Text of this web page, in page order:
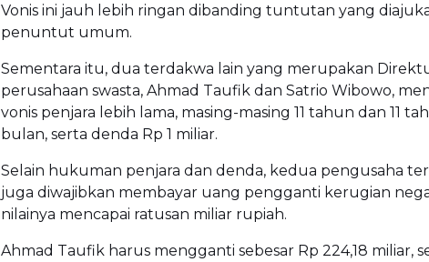
Vonis ini jauh lebih ringan dibanding tuntutan yang
penuntut umum.
Sementara itu, dua terdakwa lain yang merupakan
perusahaan swasta, Ahmad Taufik dan Satrio Wibowo,
vonis penjara lebih lama, masing-masing 11 tahun dan 11
bulan, serta denda Rp 1 miliar.
Selain hukuman penjara dan denda, kedua pengusaha
juga diwajibkan membayar uang pengganti kerugian
nilainya mencapai ratusan miliar rupiah.
Ahmad Taufik harus mengganti sebesar Rp 224,18 miliar,